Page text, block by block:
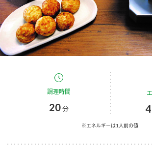
みりん風・料理酒 鍋用
つゆ たれ
スープ 中華
商品ブランドサイト
Fibee（ファイビー）
くらしプラ酢
お酢ドリンク
つゆ
企業情報
国内事業概要
企業理念
ミツカンの歴史
ミツカンを知る
環境への取り組み
調理時間
20分
※エネルギーは1人前の値